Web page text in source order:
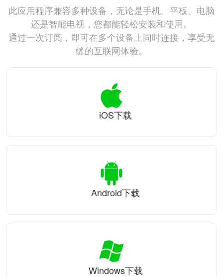
此应用程序兼容多种设备，无论是手机、平板、电脑
还是智能电视，您都能轻松安装和使用。
通过一次订阅，即可在多个设备上同时连接，享受无
缝的互联网体验。
iOS下载
Android下载
Windows下载